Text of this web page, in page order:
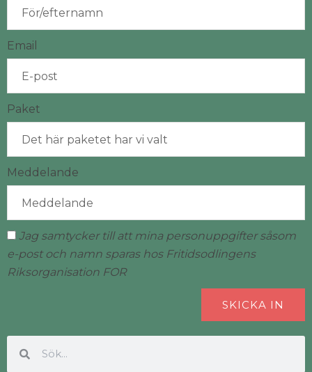
Email
Paket
Meddelande
Jag samtycker till att mina personuppgifter såsom
e-post och namn sparas hos Fritidsodlingens
Riksorganisation FOR
SKICKA IN